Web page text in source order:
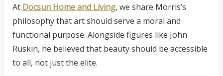
At Docsun Home and Living, we share Morris’s
philosophy that art should serve a moral and
functional purpose. Alongside figures like John
Ruskin, he believed that beauty should be accessible
to all, not just the elite.